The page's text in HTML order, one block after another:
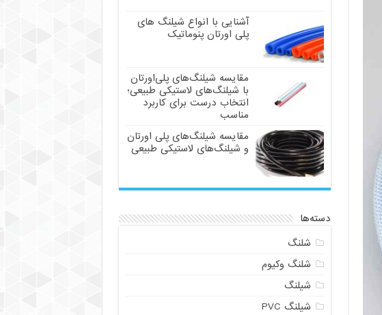
آشنایی با انواع شیلنگ های
پلی اورتان پنوماتیک
مقایسه شیلنگ‌های پلی‌اورتان
با شیلنگ‌های لاستیکی طبیعی؛
انتخاب درست برای کاربرد
مناسب
مقایسه شیلنگ‌های پلی اورتان
و شیلنگ‌های لاستیکی طبیعی
دسته‌ها
شلنگ
شلنگ وکیوم
شیلنگ
شیلنگ PVC